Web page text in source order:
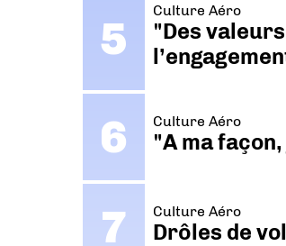
Culture Aéro
"Des
Culture Aéro
"A ma
Culture Aéro
Drôles de